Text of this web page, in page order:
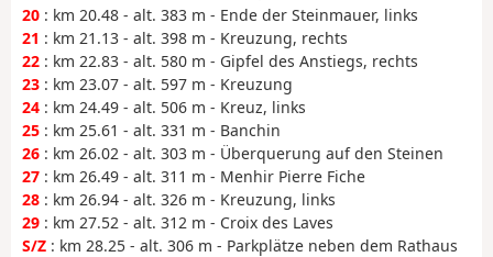
20 : km 20.48 - alt. 383 m - Ende der Steinmauer, links
21 : km 21.13 - alt. 398 m - Kreuzung, rechts
22 : km 22.83 - alt. 580 m - Gipfel des Anstiegs, rechts
23 : km 23.07 - alt. 597 m - Kreuzung
24 : km 24.49 - alt. 506 m - Kreuz, links
25 : km 25.61 - alt. 331 m - Banchin
26 : km 26.02 - alt. 303 m - Überquerung auf den Steinen
27 : km 26.49 - alt. 311 m - Menhir Pierre Fiche
28 : km 26.94 - alt. 326 m - Kreuzung, links
29 : km 27.52 - alt. 312 m - Croix des Laves
S/Z : km 28.25 - alt. 306 m - Parkplätze neben dem Rathaus